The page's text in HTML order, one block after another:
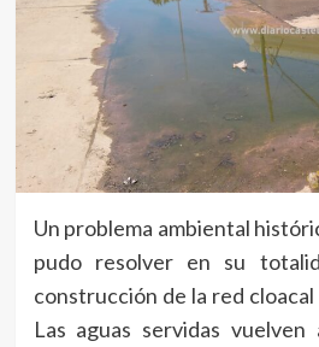
Un problema ambiental
pudo resolver en su
construcción de la red
Las aguas servidas